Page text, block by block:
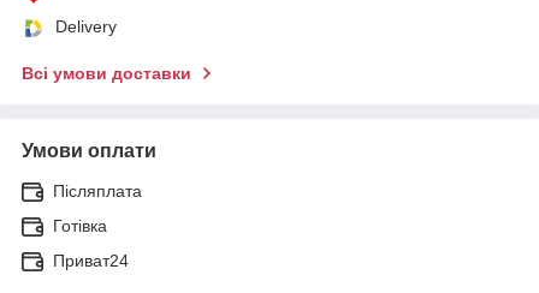
Delivery
Всі умови доставки
Умови оплати
Післяплата
Готівка
Приват24